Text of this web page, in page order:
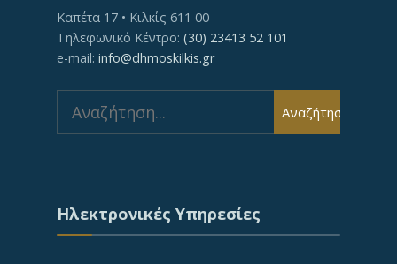
Καπέτα 17 • Κιλκίς 611 00
Τηλεφωνικό Κέντρο: (30) 23413 52 101
e-mail: info@dhmoskilkis.gr
for:
Αναζήτηση
Ηλεκτρονικές Υπηρεσίες